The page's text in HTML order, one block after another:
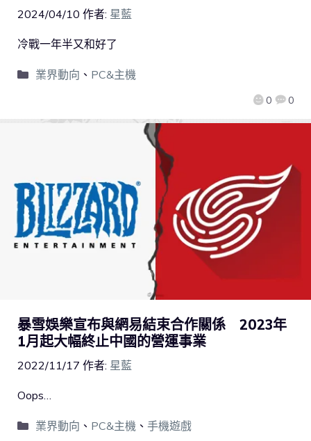
2024/04/10 作者: 星藍
0 0
冷戰一年半又和好了
業界動向 、 PC&主機
暴雪娛樂宣布與網易結束合作關係 2023年
1月起大幅終止中國的營運事業
2022/11/17 作者: 星藍
Oops…
業界動向 、 PC&主機 、 手機遊戲